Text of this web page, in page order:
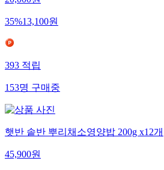
20,000원
35%13,100원
393적립
153명구매중
햇반 솥반 뿌리채소영양밥 200g x12개
45,900원